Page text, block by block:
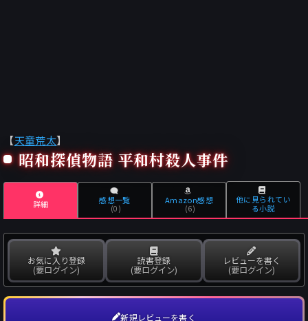
【天童荒太】
昭和探偵物語 平和村殺人事件
詳細 感想一覧
(0)
Amazon感想
(6)
他に見られてい
る小説
お気に入り登録
(要ログイン)
読書登録
(要ログイン)
レビューを書く
(要ログイン)
新規レビューを書く